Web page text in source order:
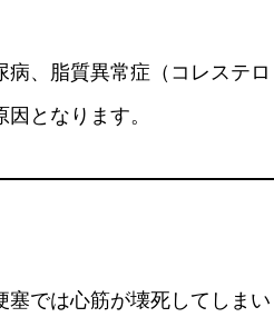
、脂質異常症（コレステロ
となります。
塞では心筋が壊死してしまい